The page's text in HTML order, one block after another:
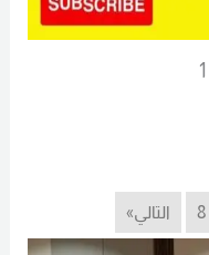
8 التالي»